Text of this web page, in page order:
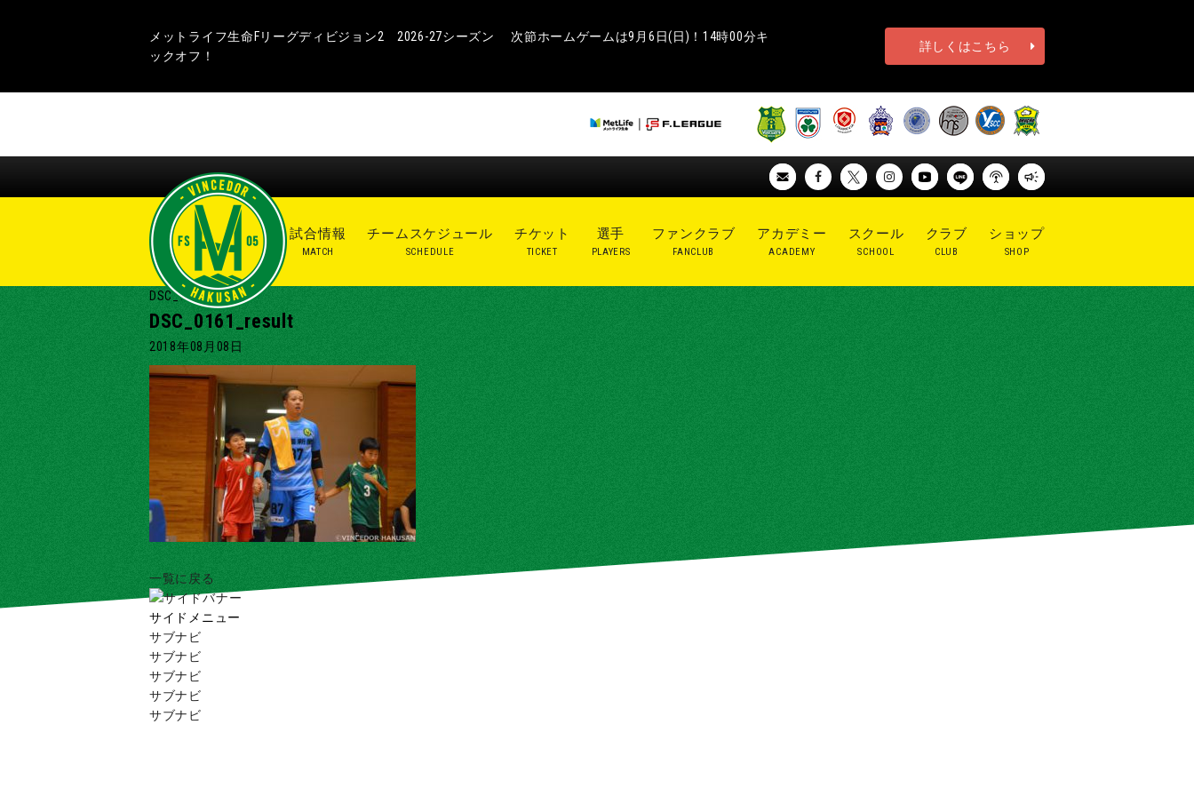
メットライフ生命Fリーグディビジョン2 2026-27シーズン 次節ホームゲームは9月6日(日)！14時00分キ
ックオフ！
詳しくはこちら
ニュース
NEWS
試合情報
MATCH
チームスケジュール
SCHEDULE
チケット
TICKET
選手
PLAYERS
ファンクラブ
FANCLUB
アカデミー
ACADEMY
スクール
SCHOOL
クラブ
CLUB
ショップ
SHOP
DSC_0161_result
DSC_0161_result
2018年08月08日
一覧に戻る
サイドメニュー
サブナビ
サブナビ
サブナビ
サブナビ
サブナビ